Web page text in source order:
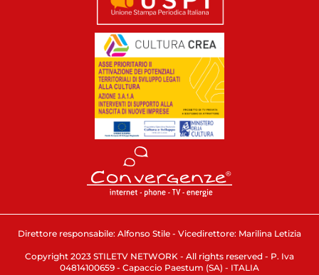
Direttore responsabile: Alfonso Stile - Vicedirettore: Marilina Letizia
Copyright 2023 STILETV NETWORK - All rights reserved - P. Iva
04814100659 - Capaccio Paestum (SA) - ITALIA